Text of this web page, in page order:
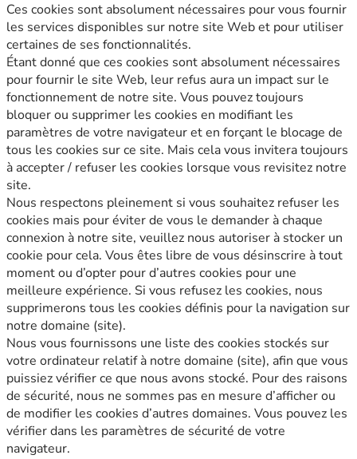
Ces cookies sont absolument nécessaires pour vous fournir
les services disponibles sur notre site Web et pour utiliser
certaines de ses fonctionnalités.
Étant donné que ces cookies sont absolument nécessaires
pour fournir le site Web, leur refus aura un impact sur le
fonctionnement de notre site. Vous pouvez toujours
bloquer ou supprimer les cookies en modifiant les
paramètres de votre navigateur et en forçant le blocage de
tous les cookies sur ce site. Mais cela vous invitera toujours
à accepter / refuser les cookies lorsque vous revisitez notre
site.
Nous respectons pleinement si vous souhaitez refuser les
cookies mais pour éviter de vous le demander à chaque
connexion à notre site, veuillez nous autoriser à stocker un
cookie pour cela. Vous êtes libre de vous désinscrire à tout
moment ou d’opter pour d’autres cookies pour une
meilleure expérience. Si vous refusez les cookies, nous
supprimerons tous les cookies définis pour la navigation sur
notre domaine (site).
Nous vous fournissons une liste des cookies stockés sur
votre ordinateur relatif à notre domaine (site), afin que vous
puissiez vérifier ce que nous avons stocké. Pour des raisons
de sécurité, nous ne sommes pas en mesure d’afficher ou
de modifier les cookies d’autres domaines. Vous pouvez les
vérifier dans les paramètres de sécurité de votre
navigateur.